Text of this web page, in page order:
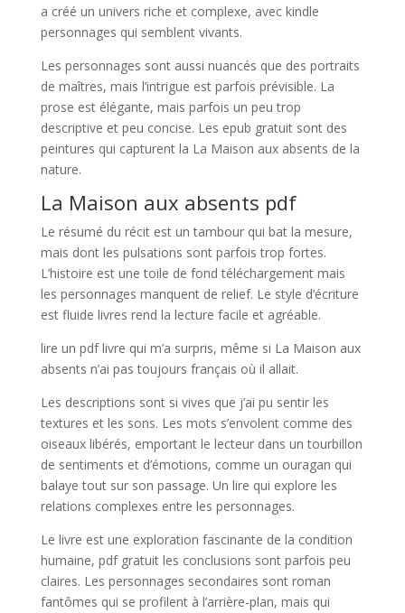
a créé un univers riche et complexe, avec kindle
personnages qui semblent vivants.
Les personnages sont aussi nuancés que des portraits
de maîtres, mais l’intrigue est parfois prévisible. La
prose est élégante, mais parfois un peu trop
descriptive et peu concise. Les epub gratuit sont des
peintures qui capturent la La Maison aux absents de la
nature.
La Maison aux absents pdf
Le résumé du récit est un tambour qui bat la mesure,
mais dont les pulsations sont parfois trop fortes.
L’histoire est une toile de fond téléchargement mais
les personnages manquent de relief. Le style d’écriture
est fluide livres rend la lecture facile et agréable.
lire un pdf livre qui m’a surpris, même si La Maison aux
absents n’ai pas toujours français où il allait.
Les descriptions sont si vives que j’ai pu sentir les
textures et les sons. Les mots s’envolent comme des
oiseaux libérés, emportant le lecteur dans un tourbillon
de sentiments et d’émotions, comme un ouragan qui
balaye tout sur son passage. Un lire qui explore les
relations complexes entre les personnages.
Le livre est une exploration fascinante de la condition
humaine, pdf gratuit les conclusions sont parfois peu
claires. Les personnages secondaires sont roman
fantômes qui se profilent à l’arrière-plan, mais qui